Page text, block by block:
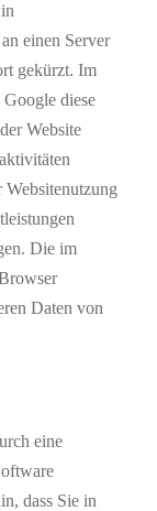
einen Server
gekürzt. Im
diese
Website
Websitenutzung
Die im
Daten von
eine
dass Sie in